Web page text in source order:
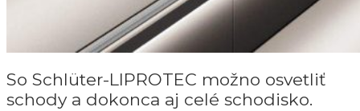
So Schlüter-LIPROTEC možno osvetliť
schody a dokonca aj celé schodisko.